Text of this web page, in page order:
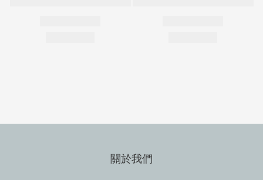
關於我們